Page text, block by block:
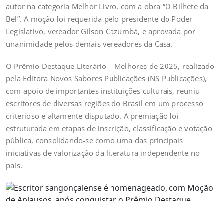
autor na categoria Melhor Livro, com a obra “O Bilhete da
Bel”. A moção foi requerida pelo presidente do Poder
Legislativo, vereador Gilson Cazumbá, e aprovada por
unanimidade pelos demais vereadores da Casa.
O Prêmio Destaque Literário – Melhores de 2025, realizado
pela Editora Novos Sabores Publicações (NS Publicações),
com apoio de importantes instituições culturais, reuniu
escritores de diversas regiões do Brasil em um processo
criterioso e altamente disputado. A premiação foi
estruturada em etapas de inscrição, classificação e votação
pública, consolidando-se como uma das principais
iniciativas de valorização da literatura independente no
país.